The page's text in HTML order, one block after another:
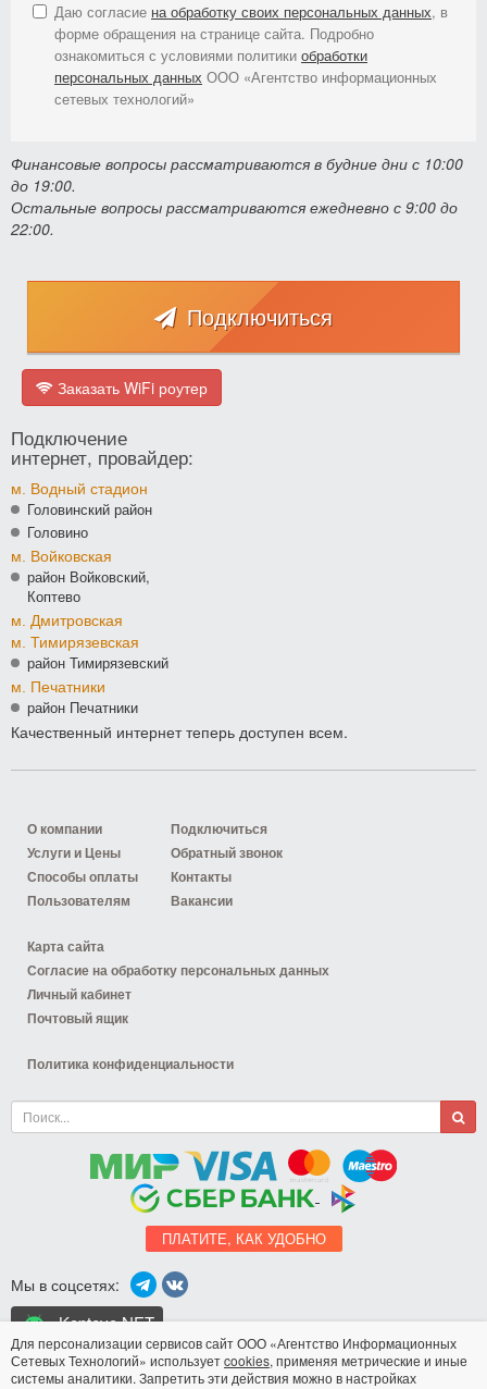
Даю согласие на обработку своих персональных данных, в
форме обращения на странице сайта. Подробно
ознакомиться с условиями политики обработки
персональных данных ООО «Агентство информационных
сетевых технологий»
Финансовые вопросы рассматриваются в будние дни с 10:00
до 19:00.
Остальные вопросы рассматриваются ежедневно с 9:00 до
22:00.
Подключиться
Заказать WiFi роутер
Подключение
интернет, провайдер:
м. Водный стадион
Головинский район
Головино
м. Войковская
район Войковский,
Коптево
м. Дмитровская
м. Тимирязевская
район Тимирязевский
м. Печатники
район Печатники
Качественный интернет теперь доступен всем.
О компании
Услуги и Цены
Способы оплаты
Пользователям
Подключиться
Обратный звонок
Контакты
Вакансии
Карта сайта
Согласие на обработку персональных данных
Личный кабинет
Почтовый ящик
Политика конфиденциальности
ПЛАТИТЕ, КАК УДОБНО
Мы в соцсетях:
Koptevo.NET
для Android
Разработка сайта
Для персонализации сервисов сайт ООО «Агентство Информационных
Сетевых Технологий» используетcookies, применяя метрические и иные
системы аналитики. Запретить эти действия можно в настройках